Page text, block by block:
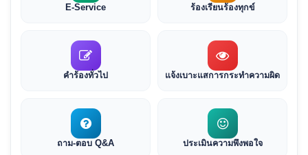
E-Service ร้องเรียนร้องทุกข์
คำร้องทั่วไป แจ้งเบาะแสการกระทำความผิด
ถาม-ตอบ Q&A ประเมินความพึงพอใจ